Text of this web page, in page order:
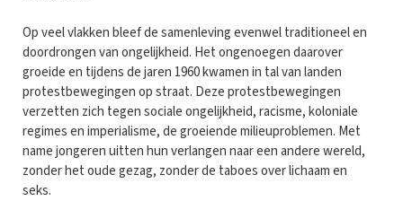
Op veel vlakken bleef de samenleving evenwel traditioneel en
doordrongen van ongelijkheid. Het ongenoegen daarover
groeide en tijdens de jaren 1960 kwamen in tal van landen
protestbewegingen op straat. Deze protestbewegingen
verzetten zich tegen sociale ongelijkheid, racisme, koloniale
regimes en imperialisme, de groeiende milieuproblemen. Met
name jongeren uitten hun verlangen naar een andere wereld,
zonder het oude gezag, zonder de taboes over lichaam en
seks.